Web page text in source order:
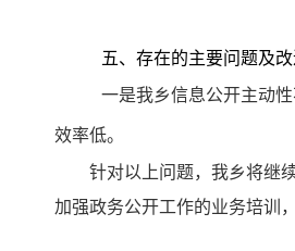
五、存在的主要问题及
一是我乡信息公开主动性
效率低。
针对以上问题，我乡将继
加强政务公开工作的业务培训